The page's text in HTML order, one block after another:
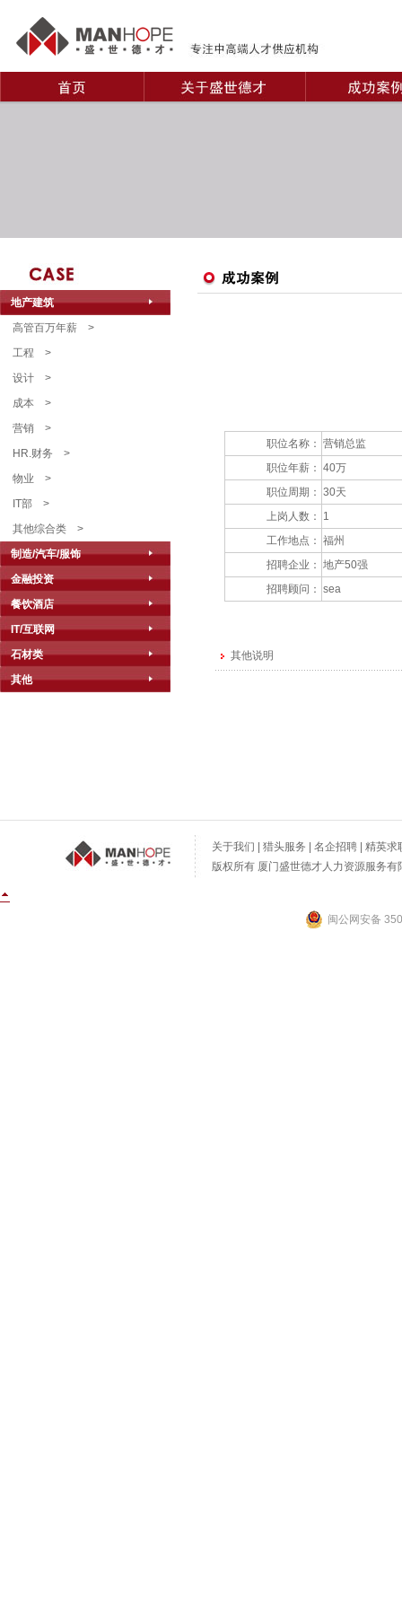
地产建筑
高管百万年薪 >
工程 >
设计 >
成本 >
营销 >
HR.财务 >
物业 >
IT部 >
其他综合类 >
制造/汽车/服饰
金融投资
餐饮酒店
IT/互联网
石材类
其他
职位名称： 营销总监
职位年薪： 40万
职位周期： 30天
上岗人数：
1
工作地点： 福州
招聘企业： 地产50强
招聘顾问： sea
其他说明
关于我们 猎头服务 名企招聘
精英求
版权所有 厦门盛世德才人力资源服务
闽公网安备